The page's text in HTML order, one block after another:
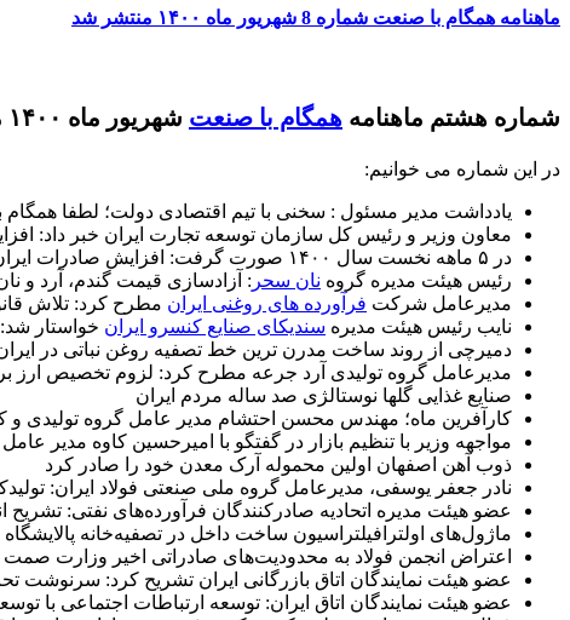
ماهنامه همگام با صنعت شماره 8 شهریور ماه ۱۴۰۰ منتشر شد
شماره هشتم ماهنامه همگام با صنعت شهریور ماه ۱۴۰۰ منتشر شد.
در این شماره می خوانیم:
یادداشت مدیر مسئول : سخنی با تیم اقتصادی دولت؛ لطفا همگام
معاون وزیر و رئیس کل سازمان توسعه تجارت ایران خبر داد: افزایش ۶۳ درصدی صادرات کشور در ۵ ماهه نخست
در ۵ ماهه نخست سال ۱۴۰۰ صورت گرفت: افزایش صادرات ایران به اتحادیه اقتصادی آ. سه. آن
رئیس هیئت مدیره گروه نان سحر : آزادسازی قیمت گندم، آرد و
مدیرعامل شرکت فرآورده های روغنی ایران مطرح کرد: تلاش
نایب رئیس هیئت مدیره سندیکاى صنایع کنسرو ایران خواستار
دمیرچی از روند ساخت مدرن ترین خط تصفیه روغن نباتی در ایران
مدیرعامل گروه تولیدی آرد جرعه مطرح کرد: لزوم تخصیص ارز
صنایع غذایی گلها نوستالژی صد ساله مردم ایران
کارآفرین ماه؛ مهندس محسن احتشام مدیر عامل گروه تولیدی و
مواجهه وزیر با تنظیم بازار در گفتگو با امیرحسین کاوه مدیر
ذوب آهن اصفهان اولین محموله آرک معدن خود را صادر کرد
نادر جعفر یوسفی، مدیرعامل گروه ملی صنعتی فولاد ایران:
عضو هیئت مدیره اتحادیه صادرکنندگان فرآورده‌های نفتی:
ماژول‌های اولترافیلتراسیون ساخت داخل در تصفیه‌خانه
اعتراض انجمن فولاد به محدودیت‌های صادراتی اخیر وزارت صمت
عضو هیئت نمایندگان اتاق بازرگانی ایران تشریح کرد:
عضو هیئت نمایندگان اتاق ایران: توسعه ارتباطات اجتماعی با